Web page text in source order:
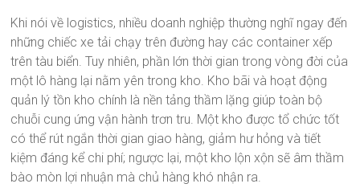
Khi nói về logistics, nhiều doanh nghiệp thường nghĩ ngay đến
những chiếc xe tải chạy trên đường hay các container xếp
trên tàu biển. Tuy nhiên, phần lớn thời gian trong vòng đời của
một lô hàng lại nằm yên trong kho. Kho bãi và hoạt động
quản lý tồn kho chính là nền tảng thầm lặng giúp toàn bộ
chuỗi cung ứng vận hành trơn tru. Một kho được tổ chức tốt
có thể rút ngắn thời gian giao hàng, giảm hư hỏng và tiết
kiệm đáng kể chi phí; ngược lại, một kho lộn xộn sẽ âm thầm
bào mòn lợi nhuận mà chủ hàng khó nhận ra.